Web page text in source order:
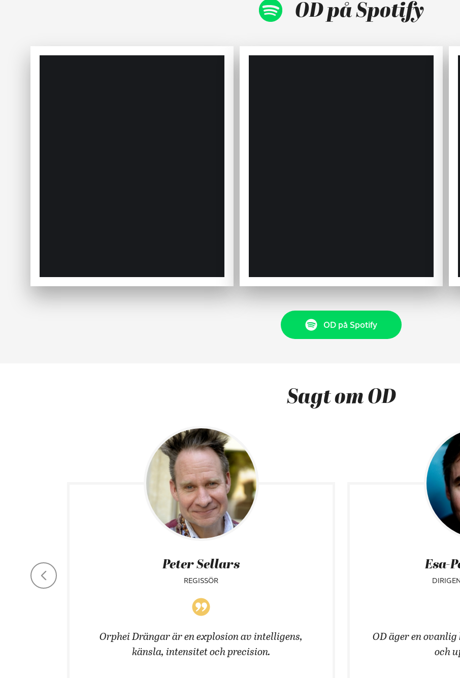
OD på Spotify
OD på Spotify
Sagt om OD
Peter Sellars
REGISSÖR
Orphei Drängar är en explosion av intelligens,
känsla, intensitet och precision.
Esa-
OD äger en
och